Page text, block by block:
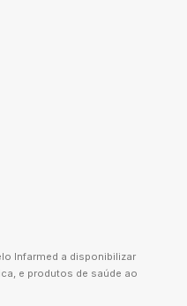
Infarmed a disponibilizar
e produtos de saúde ao